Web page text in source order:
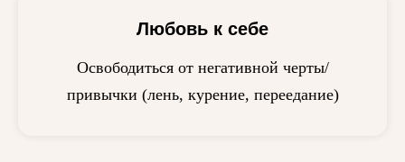
Любовь к себе
Освободиться от негативной черты/
привычки (лень, курение, переедание)